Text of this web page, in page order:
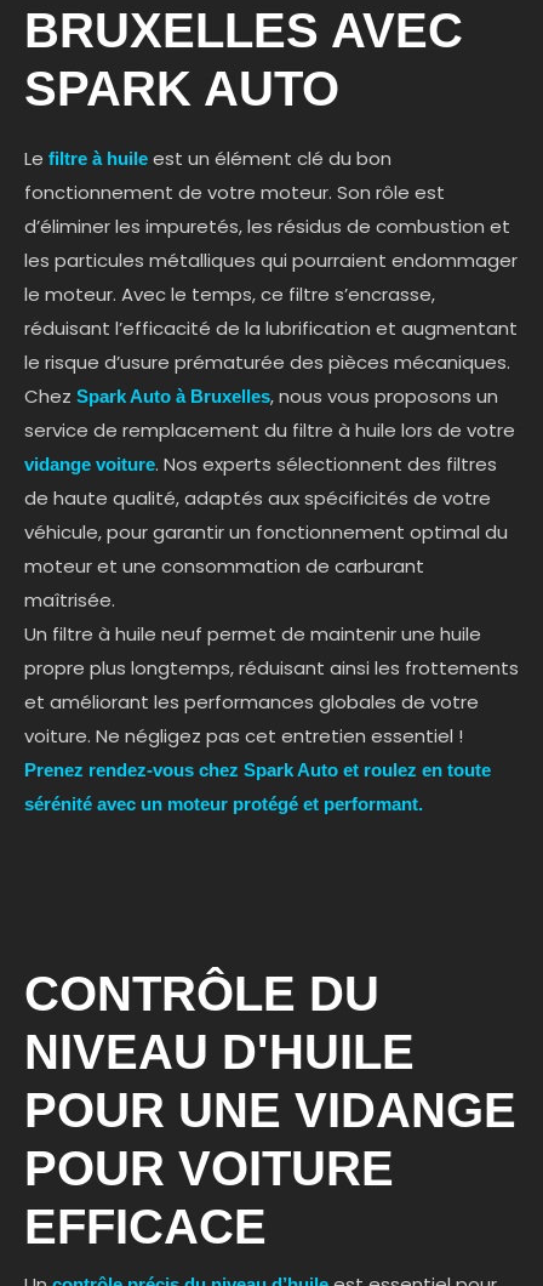
BRUXELLES AVEC
SPARK AUTO
Le filtre à huile est un élément clé du bon
fonctionnement de votre moteur. Son rôle est
d’éliminer les impuretés, les résidus de combustion et
les particules métalliques qui pourraient endommager
le moteur. Avec le temps, ce filtre s’encrasse,
réduisant l’efficacité de la lubrification et augmentant
le risque d’usure prématurée des pièces mécaniques.
Chez Spark Auto à Bruxelles, nous vous proposons un
service de remplacement du filtre à huile lors de votre
vidange voiture. Nos experts sélectionnent des filtres
de haute qualité, adaptés aux spécificités de votre
véhicule, pour garantir un fonctionnement optimal du
moteur et une consommation de carburant
maîtrisée.
Un filtre à huile neuf permet de maintenir une huile
propre plus longtemps, réduisant ainsi les frottements
et améliorant les performances globales de votre
voiture. Ne négligez pas cet entretien essentiel !
Prenez rendez-vous chez Spark Auto et roulez en toute
sérénité avec un moteur protégé et performant.
CONTRÔLE DU
NIVEAU D'HUILE
POUR UNE VIDANGE
POUR VOITURE
EFFICACE